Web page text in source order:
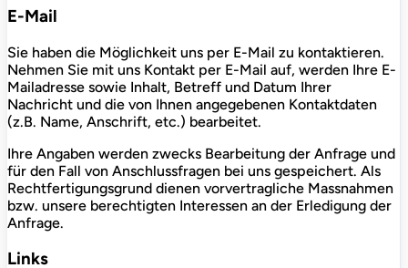
E-Mail
Sie haben die Möglichkeit uns per E-Mail zu kontaktieren.
Nehmen Sie mit uns Kontakt per E-Mail auf, werden Ihre E-
Mailadresse sowie Inhalt, Betreff und Datum Ihrer
Nachricht und die von Ihnen angegebenen Kontaktdaten
(z.B. Name, Anschrift, etc.) bearbeitet.
Ihre Angaben werden zwecks Bearbeitung der Anfrage und
für den Fall von Anschlussfragen bei uns gespeichert. Als
Rechtfertigungsgrund dienen vorvertragliche Massnahmen
bzw. unsere berechtigten Interessen an der Erledigung der
Anfrage.
Links